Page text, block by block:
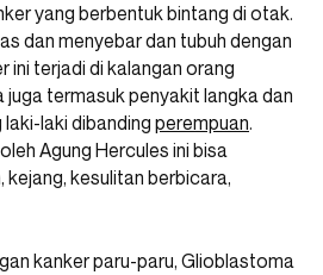
yang berbentuk bintang di otak.
dan menyebar dan tubuh dengan
ini terjadi di kalangan orang
termasuk penyakit langka dan
laki dibanding perempuan.
Agung Hercules ini bisa
kesulitan berbicara,
kanker paru-paru, Glioblastoma